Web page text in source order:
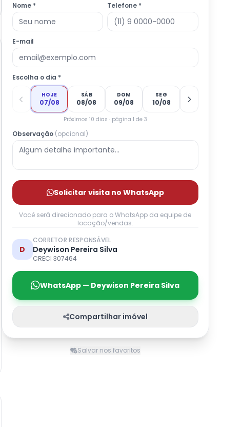
Nome * Telefone *
E-mail
Escolha o dia *
HOJE
07/08
SÁB
08/08
DOM
09/08
SEG
10/08
Próximos 10 dias · página 1 de 3
Observação (opcional)
Solicitar visita no WhatsApp
Você será direcionado para o WhatsApp da equipe de
locação/vendas.
D
CORRETOR RESPONSÁVEL
Deywison Pereira Silva
CRECI 307464
WhatsApp — Deywison Pereira Silva
Compartilhar imóvel
Salvar nos favoritos